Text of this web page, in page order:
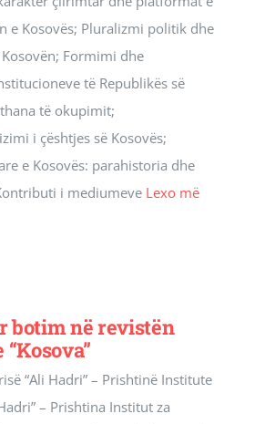
e Kosovës; Pluralizmi politik dhe
Formimi dhe
të Republikës së
të okupimit;
i çështjes së Kosovës;
e Kosovës: parahistoria dhe
i mediumeve Lexo më
botim në revistën
“Ali Hadri” – Prishtinë Institute
– Prishtina Institut za